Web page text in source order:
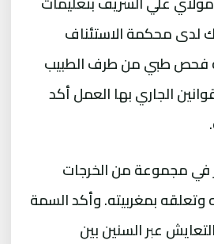
لدى محكمة الاستئناف
فحص طبي من طرف الطبيب
الجاري بها العمل أكد
في مجموعة من الخرجات
وتعلقه بمغربيته. وأكد السمة
عبر السنين بين